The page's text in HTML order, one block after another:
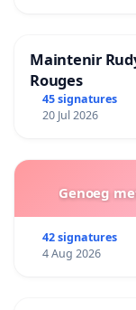
Maintenir
Rouges
45 signatures
20 Jul 2026
Genoeg
42 signatures
4 Aug 2026